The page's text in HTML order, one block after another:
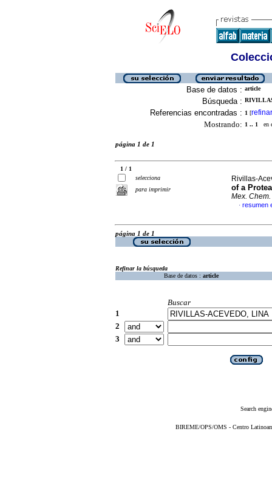
Base de datos : article
Búsqueda :
Referencias encontradas : 1 [refinar
Mostrando: 1 .. 1 en
página 1 de 1
1 / 1
selecciona
para imprimir
Rivillas-
of a
Mex.
· resumen
página 1 de 1
Refinar la búsqueda
Base de datos : article
Buscar
1
2
3
Search
BIREME/OPS/OMS - Centro